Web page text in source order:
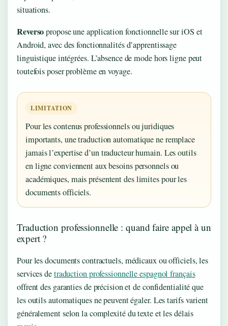
situations.
Reversopropose une application fonctionnelle sur iOS et
Android, avec des fonctionnalités d’apprentissage
linguistique intégrées. L’absence de mode hors ligne peut
toutefois poser problème en voyage.
LIMITATION
Pour les contenus professionnels ou juridiques
importants, une traduction automatique ne remplace
jamais l’expertise d’un traducteur humain. Les outils
en ligne conviennent aux besoins personnels ou
académiques, mais présentent des limites pour les
documents officiels.
Traduction professionnelle : quand faire appel à un
expert ?
Pour les documents contractuels, médicaux ou officiels, les
services detraduction professionnelle espagnol français
offrent des garanties de précision et de confidentialité que
les outils automatiques ne peuvent égaler. Les tarifs varient
généralement selon la complexité du texte et les délais